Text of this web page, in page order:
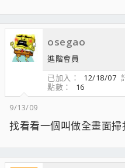
osegao
進階會員
已加入
12/18/07
點數
16
9/13/09
找看看一個叫做全畫面